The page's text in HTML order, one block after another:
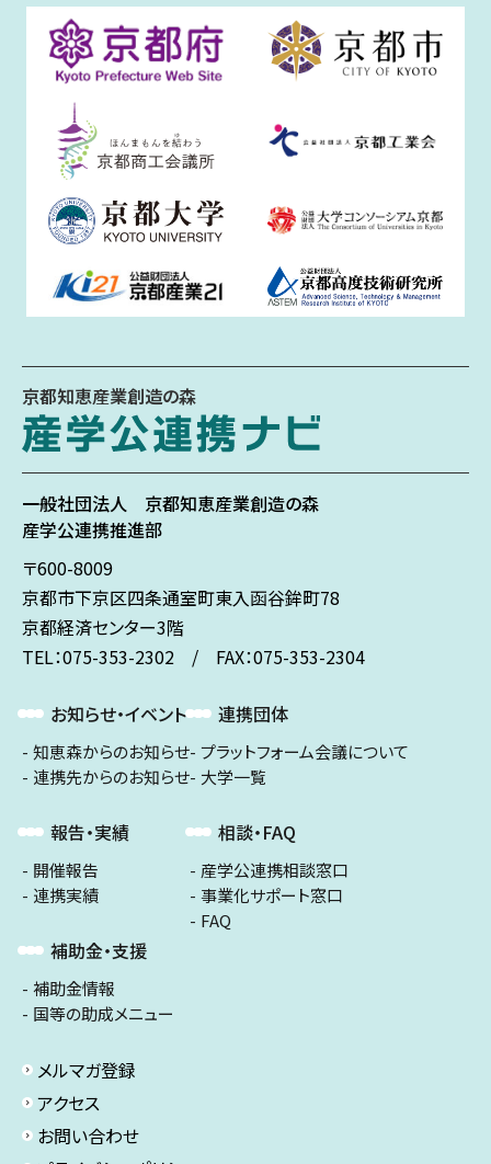
京都知恵産業創造の森
一般社団法人 京都知恵産業創造の森
産学公連携推進部
〒600-8009
京都市下京区四条通室町東入函谷鉾町78
京都経済センター3階
TEL：075-353-2302 / FAX：075-353-2304
お知らせ・イベント
知恵森からのお知らせ
連携先からのお知らせ
報告・実績
開催報告
連携実績
補助金・支援
補助金情報
国等の助成メニュー
連携団体
プラットフォーム会議について
大学一覧
相談・FAQ
産学公連携相談窓口
事業化サポート窓口
FAQ
メルマガ登録
アクセス
お問い合わせ